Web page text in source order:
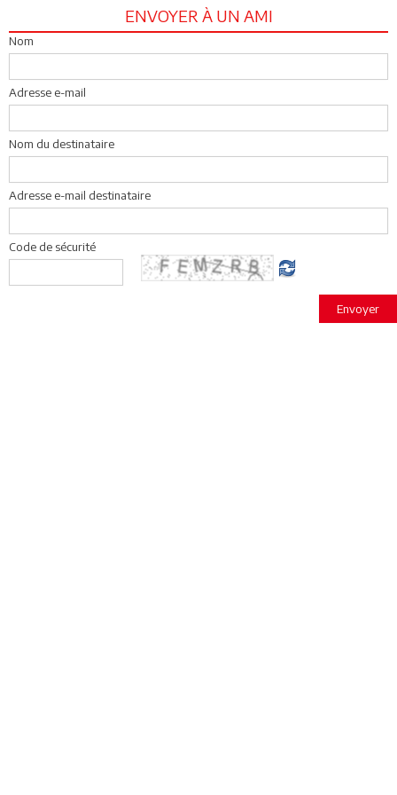
ENVOYER À UN AMI
Nom
Adresse e-mail
Nom du destinataire
Adresse e-mail destinataire
Code de sécurité
Envoyer